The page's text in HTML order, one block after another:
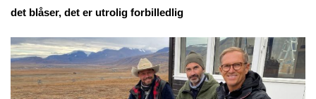
det blåser, det er utrolig forbilledlig